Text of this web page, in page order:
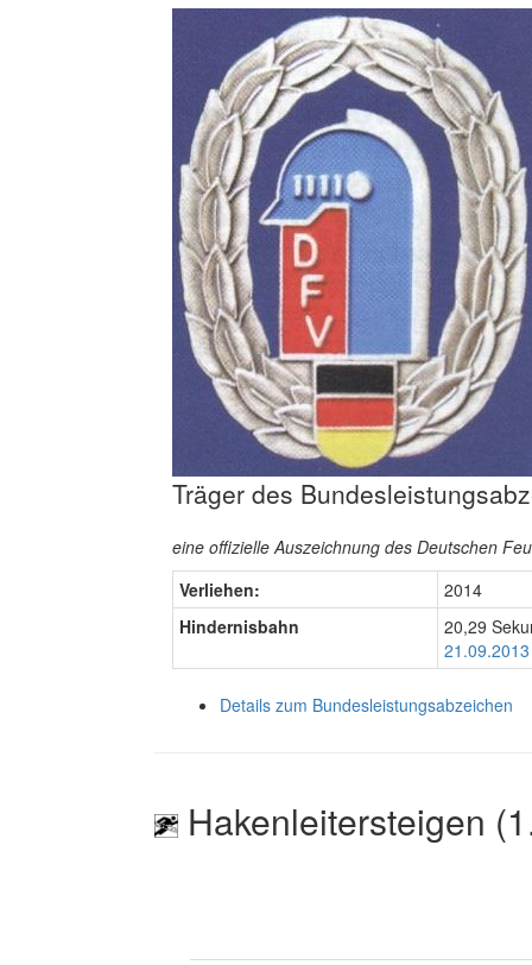
Träger des
eine offizielle Auszeichnung des Deutschen
Verliehen:
2014
Hindernisbahn
20,29
Details zum Bundesleistungsabzeichen
Hakenleitersteigen